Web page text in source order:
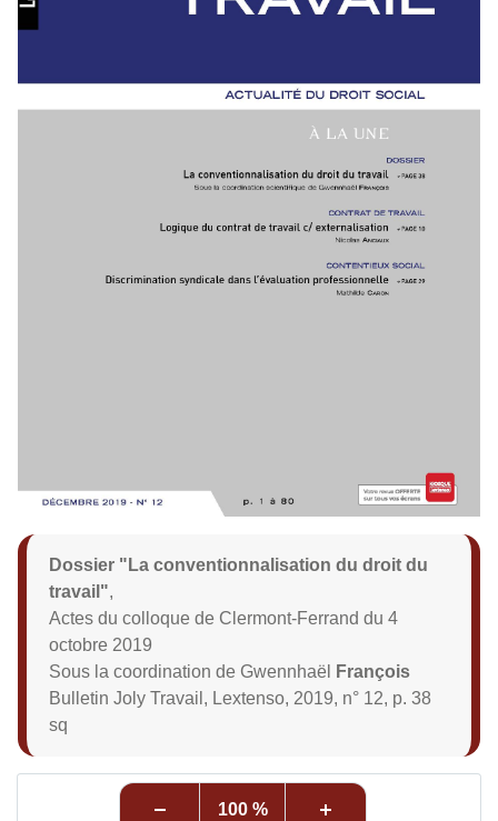
Dossier "La conventionnalisation du droit du
travail",
Actes du colloque de Clermont-Ferrand du 4
octobre 2019
Sous la coordination de Gwennhaël
François
Bulletin Joly Travail, Lextenso, 2019, n° 12, p. 38
sq
100 %